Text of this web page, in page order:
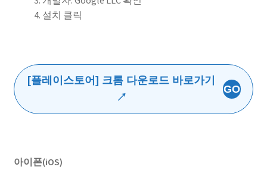
설치 클릭
[플레이스토어] 크롬 다운로드 바로가기
↗
GO
아이폰(iOS)